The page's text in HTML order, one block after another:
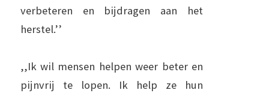
verbeteren en bijdragen aan het
herstel.’’
,,Ik wil mensen helpen weer beter en
pijnvrij te lopen. Ik help ze hun